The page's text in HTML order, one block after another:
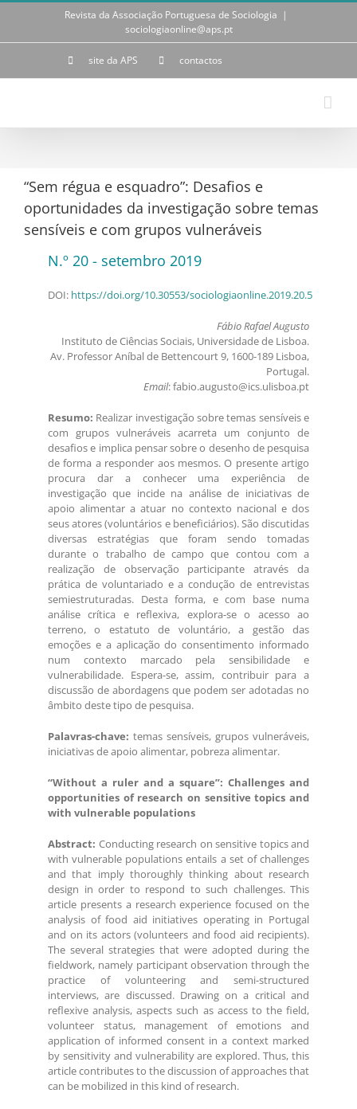
Skip
Revista da Associação Portuguesa de Sociologia |
sociologiaonline@aps.pt
site da APS contactos
“Sem régua e esquadro”: Desafios e
oportunidades da investigação sobre temas
sensíveis e com grupos vulneráveis
N.º 20 - setembro 2019
DOI: https://doi.org/10.30553/sociologiaonline.2019.20.5
Fábio Rafael Augusto
Instituto de Ciências Sociais, Universidade de Lisboa.
Av. Professor Aníbal de Bettencourt 9, 1600-189 Lisboa,
Portugal.
Email: fabio.augusto@ics.ulisboa.pt
Resumo: Realizar investigação sobre temas sensíveis e
com grupos vulneráveis acarreta um conjunto de
desafios e implica pensar sobre o desenho de pesquisa
de forma a responder aos mesmos. O presente artigo
procura dar a conhecer uma experiência de
investigação que incide na análise de iniciativas de
apoio alimentar a atuar no contexto nacional e dos
seus atores (voluntários e beneficiários). São discutidas
diversas estratégias que foram sendo tomadas
durante o trabalho de campo que contou com a
realização de observação participante através da
prática de voluntariado e a condução de entrevistas
semiestruturadas. Desta forma, e com base numa
análise crítica e reflexiva, explora-se o acesso ao
terreno, o estatuto de voluntário, a gestão das
emoções e a aplicação do consentimento informado
num contexto marcado pela sensibilidade e
vulnerabilidade. Espera-se, assim, contribuir para a
discussão de abordagens que podem ser adotadas no
âmbito deste tipo de pesquisa.
Palavras-chave: temas sensíveis, grupos vulneráveis,
iniciativas de apoio alimentar, pobreza alimentar.
“Without a ruler and a square”: Challenges and
opportunities of research on sensitive topics and
with vulnerable populations
Abstract: Conducting research on sensitive topics and
with vulnerable populations entails a set of challenges
and that imply thoroughly thinking about research
design in order to respond to such challenges. This
article presents a research experience focused on the
analysis of food aid initiatives operating in Portugal
and on its actors (volunteers and food aid recipients).
The several strategies that were adopted during the
fieldwork, namely participant observation through the
practice of volunteering and semi-structured
interviews, are discussed. Drawing on a critical and
reflexive analysis, aspects such as access to the field,
volunteer status, management of emotions and
application of informed consent in a context marked
by sensitivity and vulnerability are explored. Thus, this
article contributes to the discussion of approaches that
can be mobilized in this kind of research.